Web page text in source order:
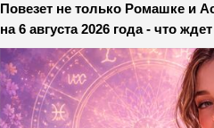
Повезет не только Ромашке и
на 6 августа 2026 года - что